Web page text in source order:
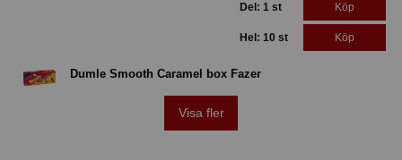
Del: 1 st Köp
Hel: 10 st Köp
Dumle Smooth Caramel box Fazer
Visa fler